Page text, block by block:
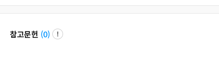
참고문헌 (0)